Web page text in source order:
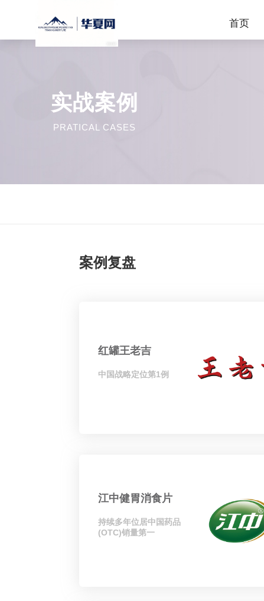
首页
实战案例
PRATICAL CASES
案例复盘
红罐王老吉
中国战略定位第1例
江中健胃消食片
持续多年位居中国药品
(OTC)销量第一